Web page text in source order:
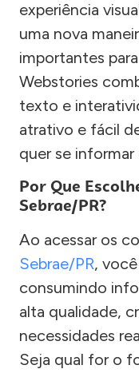
experiência
uma nova
importantes
Webstories
texto e
atrativo e fácil
quer se
Por Que
Sebrae/PR?
Ao acessar os
Sebrae/PR,
consumindo
alta qualidade,
necessidades
Seja qual for o